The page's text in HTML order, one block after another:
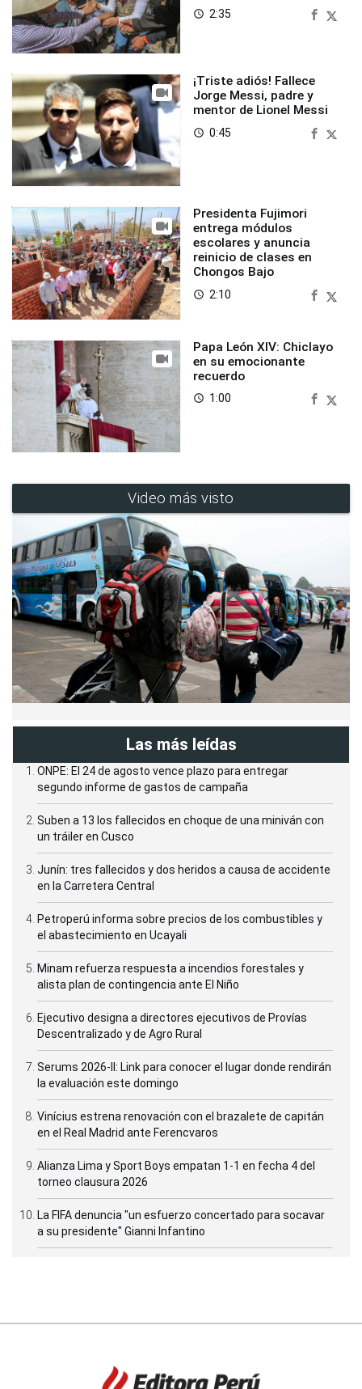
access_time 2:35
¡Triste adiós! Fallece
Jorge Messi, padre y
mentor de Lionel Messi
access_time 0:45
Presidenta Fujimori
entrega módulos
escolares y anuncia
reinicio de clases en
Chongos Bajo
access_time 2:10
Papa León XIV: Chiclayo
en su emocionante
recuerdo
access_time 1:00
Video más visto
Las más leídas
ONPE: El 24 de agosto vence plazo para entregar
segundo informe de gastos de campaña
Suben a 13 los fallecidos en choque de una miniván con
un tráiler en Cusco
Junín: tres fallecidos y dos heridos a causa de accidente
en la Carretera Central
Petroperú informa sobre precios de los combustibles y
el abastecimiento en Ucayali
Minam refuerza respuesta a incendios forestales y
alista plan de contingencia ante El Niño
Ejecutivo designa a directores ejecutivos de Provías
Descentralizado y de Agro Rural
Serums 2026-II: Link para conocer el lugar donde rendirán
la evaluación este domingo
Vinícius estrena renovación con el brazalete de capitán
en el Real Madrid ante Ferencvaros
Alianza Lima y Sport Boys empatan 1-1 en fecha 4 del
torneo clausura 2026
La FIFA denuncia "un esfuerzo concertado para socavar
a su presidente" Gianni Infantino